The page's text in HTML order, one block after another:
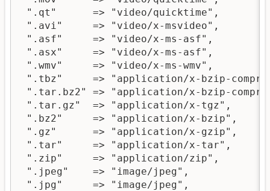
".qt"      => "video/quicktime",
".avi"     => "video/x-msvideo",
".asf"     => "video/x-ms-asf",
".asx"     => "video/x-ms-asf",
".wmv"     => "video/x-ms-wmv",
".tbz"     => "application/x-bzip-
".tar.bz2" => "application/x-bzip-
".tar.gz"  => "application/x-tgz",
".bz2"     => "application/x-bzip",
".gz"      => "application/x-gzip",
".tar"     => "application/x-tar",
".zip"     => "application/zip",
".jpeg"    => "image/jpeg",
".jpg"     => "image/jpeg",